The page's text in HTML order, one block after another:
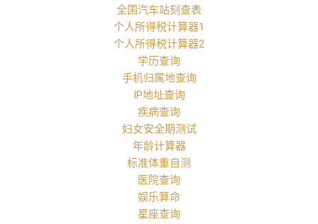
全国汽车站刻查表
个人所得税计算器1
个人所得税计算器2
学历查询
手机归属地查询
IP地址查询
疾病查询
妇女安全期测试
年龄计算器
标准体重自测
医院查询
娱乐算命
星座查询